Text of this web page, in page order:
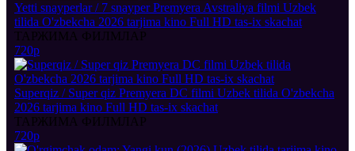
Yetti snayperlar / 7 snayper Premyera Avstraliya filmi Uzbek
tilida O'zbekcha 2026 tarjima kino Full HD tas-ix skachat
ТАРЖИМА ФИЛМЛАР
720p
Superqiz / Super qiz Premyera DC filmi Uzbek tilida O'zbekcha
2026 tarjima kino Full HD tas-ix skachat
ТАРЖИМА ФИЛМЛАР
720p